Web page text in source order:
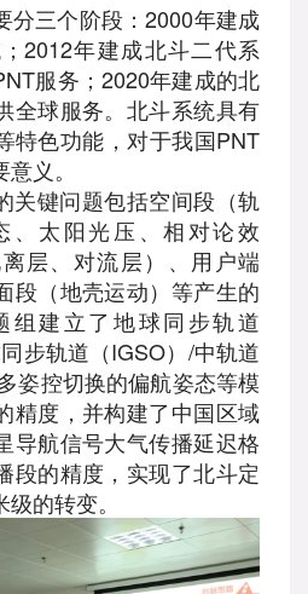
分三个阶段：2000年建成
2012年建成北斗二代系
服务；2020年建成的北
全球服务。北斗系统具有
特色功能，对于我国PNT
义。
关键问题包括空间段（轨
、太阳光压、相对论效
层、对流层）、用户端
段（地壳运动）等产生的
组建立了地球同步轨道
步轨道（IGSO）/中轨道
姿控切换的偏航姿态等模
精度，并构建了中国区域
导航信号大气传播延迟格
段的精度，实现了北斗定
的转变。